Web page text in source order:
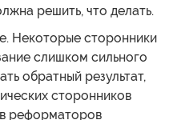
решить, что делать.
Некоторые сторонники
слишком сильного
обратный результат,
сторонников
реформаторов